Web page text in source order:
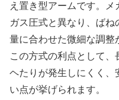
え置き型アームです。
ガス圧式と異なり、ば
量に合わせた微細な調整
この方式の利点として
ヘたりが発生しにくく、
い点が挙げられます。